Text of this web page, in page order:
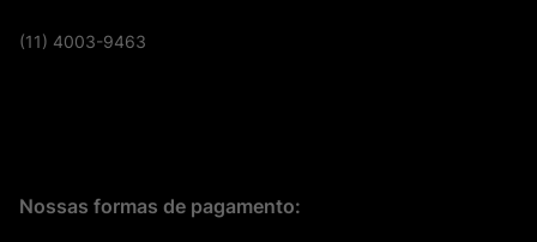
(11) 4003-9463
Nossas formas de pagamento: